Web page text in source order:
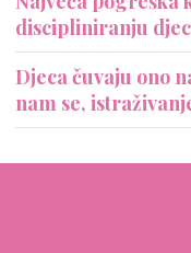
discipliniranju
Djeca čuvaju ono
nam se,